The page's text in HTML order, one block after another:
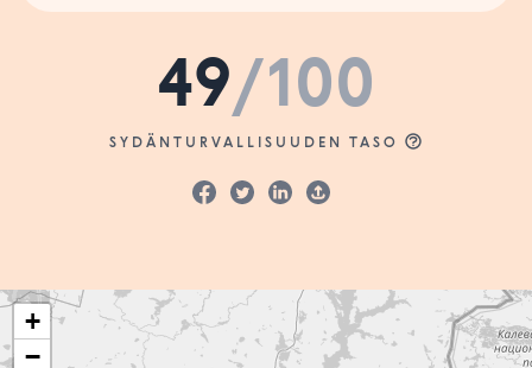
49/100
SYDÄNTURVALLISUUDEN TASO
+
−